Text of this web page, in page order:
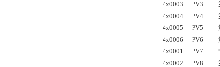
4x0003
PV3
4x0004
PV4
4x0005
PV5
4x0006
PV6
4x0001
PV7
4x0002
PV8